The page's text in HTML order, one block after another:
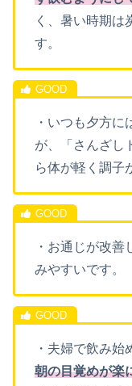
く、暑い時期は
す。
・いつも夕方
が、「さんざし
ら体が軽く調子
・お通じが改
みやすいです。
・夫婦で飲み始
朝の目覚めが楽